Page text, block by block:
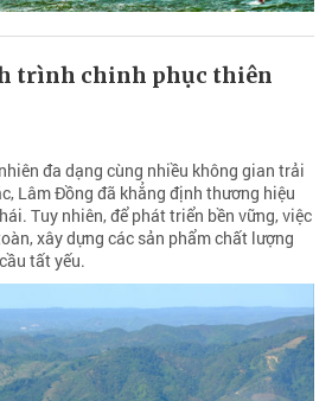
trình chinh phục thiên
đa dạng cùng nhiều không gian trải
Lâm Đồng đã khẳng định thương hiệu
Tuy nhiên, để phát triển bền vững, việc
xây dựng các sản phẩm chất lượng
tất yếu.